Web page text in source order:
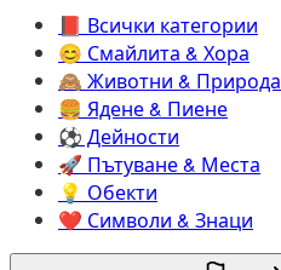
📕️ Всички категории
😊️ Смайлита & Хора
🙈️ Животни & Природа
🍔️ Ядене & Пиене
⚽️ Дейности
🚀️ Пътуване & Места
💡️ Обекти
❤️ Символи & Знаци